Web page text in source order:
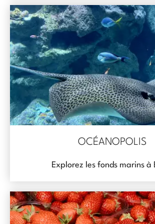
OCÉANOPOLIS
Explorez les fonds marins à